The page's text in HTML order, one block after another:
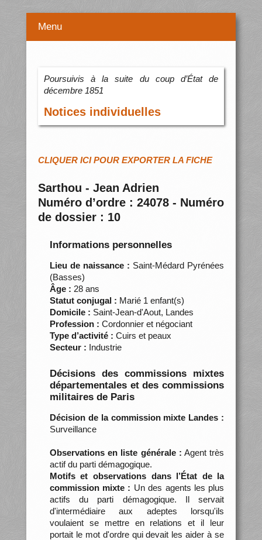
Menu
Poursuivis à la suite du coup d’État de
décembre 1851
Notices individuelles
CLIQUER ICI POUR EXPORTER LA FICHE
Sarthou - Jean Adrien
Numéro d’ordre : 24078 - Numéro
de dossier : 10
Informations personnelles
Lieu de naissance : Saint-Médard Pyrénées
(Basses)
Âge : 28 ans
Statut conjugal : Marié 1 enfant(s)
Domicile : Saint-Jean-d'Aout, Landes
Profession : Cordonnier et négociant
Type d’activité : Cuirs et peaux
Secteur : Industrie
Décisions des commissions mixtes
départementales et des commissions
militaires de Paris
Décision de la commission mixte Landes :
Surveillance
Observations en liste générale : Agent très
actif du parti démagogique.
Motifs et observations dans l’État de la
commission mixte : Un des agents les plus
actifs du parti démagogique. Il servait
d'intermédiaire aux adeptes lorsqu'ils
voulaient se mettre en relations et il leur
portait le mot d'ordre qui devait les aider à se